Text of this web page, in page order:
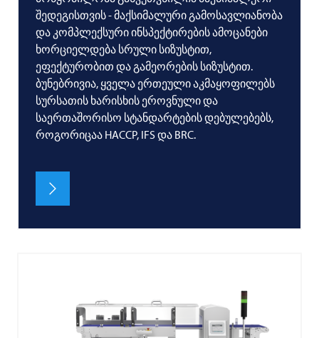
შედეგისთვის - მაქსიმალური გამოსავლიანობა
და კომპლექსური ინსპექტირების ამოცანები
ხორციელდება სრული სიზუსტით,
ეფექტურობით და გამეორების სიზუსტით.
ბუნებრივია, ყველა ერთეული აკმაყოფილებს
სურსათის ხარისხის ეროვნული და
საერთაშორისო სტანდარტების დებულებებს,
როგორიცაა HACCP, IFS და BRC.